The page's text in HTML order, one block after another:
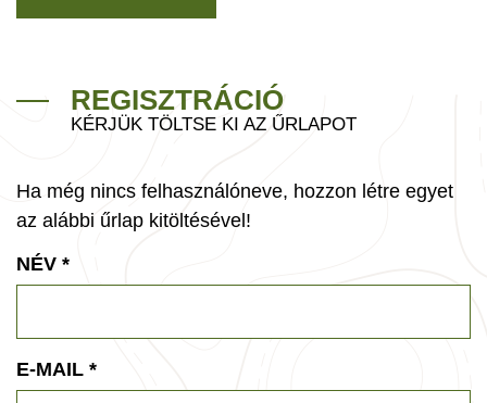
REGISZTRÁCIÓ
KÉRJÜK TÖLTSE KI AZ ŰRLAPOT
Ha még nincs felhasználóneve, hozzon létre egyet
az alábbi űrlap kitöltésével!
NÉV *
E-MAIL *